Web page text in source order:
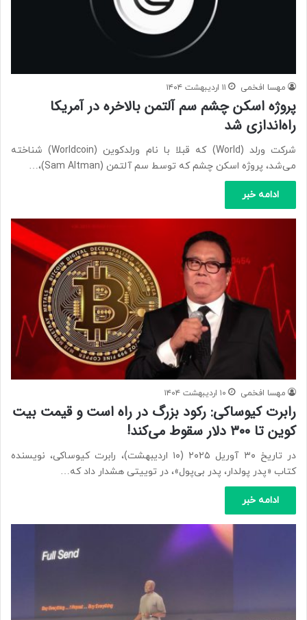
مهسا افخمی ۱۱ اردیبهشت ۱۴۰۴
پروژه اسکن چشم سم آلتمن بالاخره در آمریکا
راه‌اندازی شد
شرکت ورلد (World) که قبلا با نام ورلدکوین (Worldcoin) شناخته
می‌شد، پروژه اسکن چشم که توسط سم آلتمن (Sam Altman)،…
ادامه خبر
مهسا افخمی ۱۰ اردیبهشت ۱۴۰۴
رابرت کیوساکی: رکود بزرگ در راه است و قیمت بیت
کوین تا ۳۰۰ دلار سقوط می‌کند!
در تاریخ ۳۰ آوریل ۲۰۲۵ (۱۰ اردیبهشت)، رابرت کیوساکی، نویسنده
کتاب «پدر پولدار، پدر بی‌پول»، در توییتی هشدار داد که…
ادامه خبر